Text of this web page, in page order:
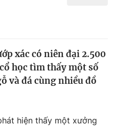
xác có niên đại 2.500
học tìm thấy một số
và đá cùng nhiều đồ
hiện thấy một xưởng